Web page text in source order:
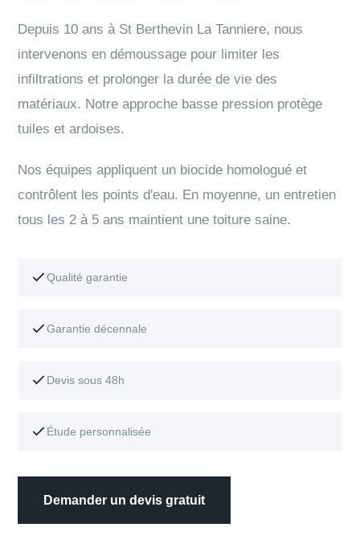
Depuis 10 ans à St Berthevin La Tanniere, nous
intervenons en démoussage pour limiter les
infiltrations et prolonger la durée de vie des
matériaux. Notre approche basse pression protège
tuiles et ardoises.
Nos équipes appliquent un biocide homologué et
contrôlent les points d'eau. En moyenne, un entretien
tous les 2 à 5 ans maintient une toiture saine.
Qualité garantie
Garantie décennale
Devis sous 48h
Étude personnalisée
Demander un devis gratuit